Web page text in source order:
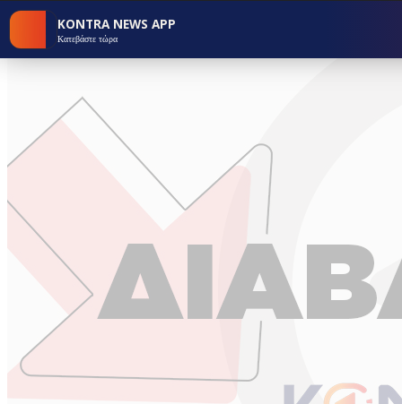
KONTRA NEWS APP
Κατεβάστε τώρα